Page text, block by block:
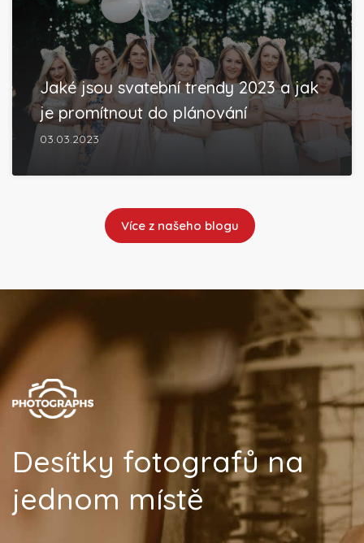
Jaké jsou svatební trendy 2023 a jak
je promítnout do plánování
03.03.2023
Více z našeho blogu
Desítky fotografů na
jednom místě